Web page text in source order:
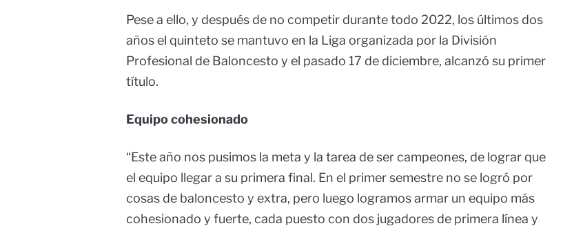
Pese a ello, y después de no competir durante todo 2022, los últimos dos
años el quinteto se mantuvo en la Liga organizada por la División
Profesional de Baloncesto y el pasado 17 de diciembre, alcanzó su primer
título.
Equipo cohesionado
“Este año nos pusimos la meta y la tarea de ser campeones, de lograr que
el equipo llegar a su primera final. En el primer semestre no se logró por
cosas de baloncesto y extra, pero luego logramos armar un equipo más
cohesionado y fuerte, cada puesto con dos jugadores de primera línea y